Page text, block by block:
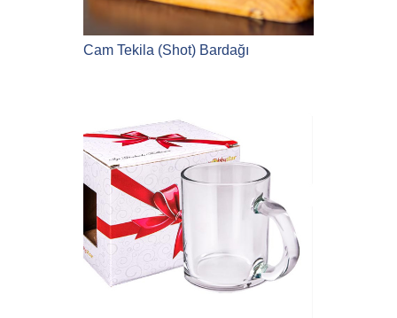
Cam Tekila (Shot) Bardağı